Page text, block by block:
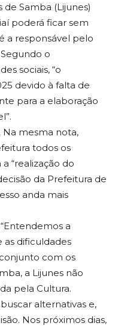
de Samba (Lijunes)
poderá ficar sem
a responsável pelo
o
sociais, “o
devido à falta de
para a elaboração
Na mesma nota,
todos os
“realização do
da Prefeitura de
anda mais
a
dificuldades
com os
a Lijunes não
pela Cultura.
alternativas e,
Nos próximos dias,